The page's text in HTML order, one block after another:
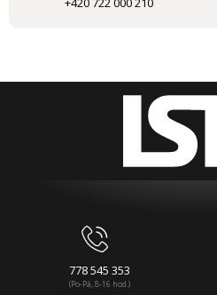
778 545 353
(Po-Pá, 8-16 hod.)